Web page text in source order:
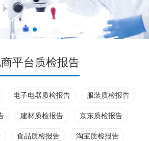
平台质检报告
电子电器质检报告 服装质检报告
建材质检报告 京东质检报告
食品质检报告 淘宝质检报告